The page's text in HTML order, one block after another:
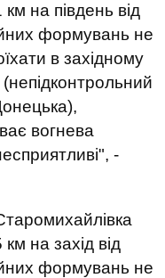
на південь від
формувань не
в західному
вогнева
-
на захід від
формувань не